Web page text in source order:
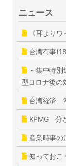
ニュース
《耳より
台湾有事
～集中特
型コロナ後の
台湾経済
KPMG 分
産業時事
知っておこ